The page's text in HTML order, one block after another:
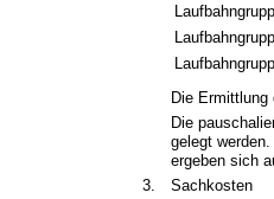
Die Ermittlung
Die
gelegt
ergeben sich
3.
Sachkosten